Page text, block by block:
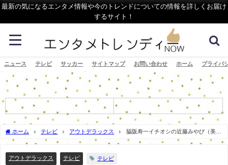
最新の気になるエンタメ情報や今のトレンドについての情報を詳しくお届け
するサイト！
ニュース テレビ サッカー サイトマップ お問い合わせ ホーム プライバ
ホーム テレビ アウトデラックス
脇阪寿一イチオシの近藤みやび（美女
レースクイーン）スリーサイズ（カップ）や彼氏は？wikiプロフや画像【アウトデラッ
アウトデラックス
テレビ テレビ